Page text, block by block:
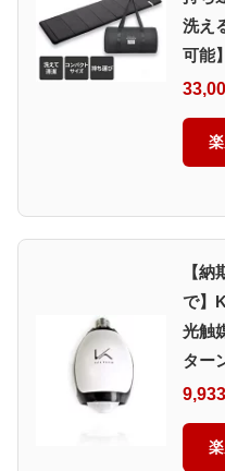
洗え
可能】
【
で】
光触
ター